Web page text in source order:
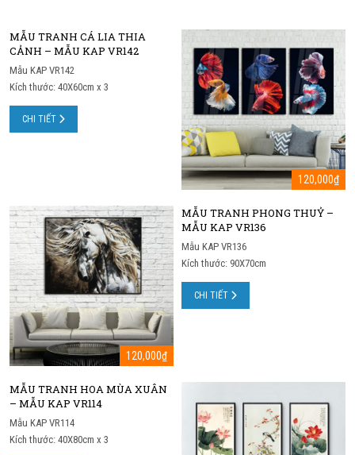
120,000₫
MẪU TRANH CÁ LIA THIA
CẢNH – MẪU KAP VR142
Mẫu KAP VR142
Kích thước: 40X60cm x 3
CHI TIẾT
120,000₫
MẪU TRANH PHONG THUỶ –
MẪU KAP VR136
Mẫu KAP VR136
Kích thước: 90X70cm
CHI TIẾT
MẪU TRANH HOA MÙA XUÂN
– MẪU KAP VR114
Mẫu KAP VR114
Kích thước: 40X80cm x 3